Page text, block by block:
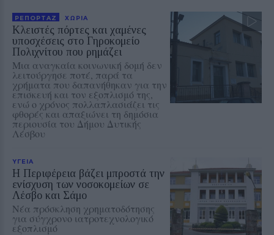
ΡΕΠΟΡΤΑΖ ΧΩΡΙΑ
Κλειστές πόρτες και χαμένες
υποσχέσεις στο Γηροκομείο
Πολιχνίτου που ρημάζει
Μια αναγκαία κοινωνική δομή δεν
λειτούργησε ποτέ, παρά τα
χρήματα που δαπανήθηκαν για την
επισκευή και τον εξοπλισμό της,
ενώ ο χρόνος πολλαπλασιάζει τις
φθορές και απαξιώνει τη δημόσια
περιουσία του Δήμου Δυτικής
Λέσβου
ΥΓΕΙΑ
Η Περιφέρεια βάζει μπροστά την
ενίσχυση των νοσοκομείων σε
Λέσβο και Σάμο
Νέα πρόσκληση χρηματοδότησης
για σύγχρονο ιατροτεχνολογικό
εξοπλισμό